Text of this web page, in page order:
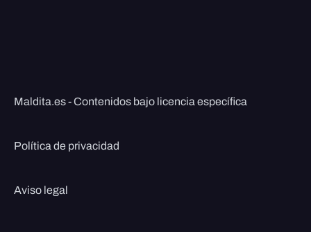
Maldita.es - Contenidos bajo licencia específica
Política de privacidad
Aviso legal